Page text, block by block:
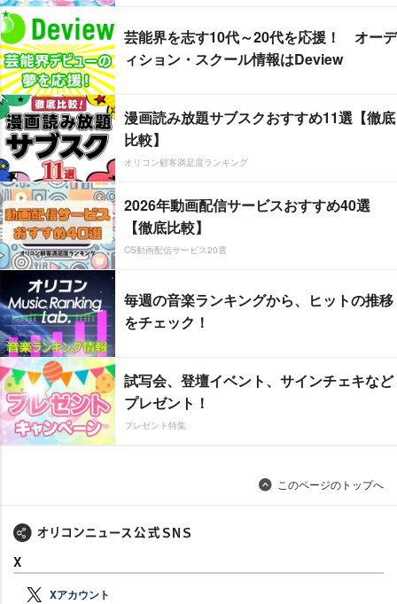
芸能界を志す10代～20代を応援！ オーデ
ィション・スクール情報はDeview
漫画読み放題サブスクおすすめ11選【徹底
比較】
オリコン顧客満足度ランキング
2026年動画配信サービスおすすめ40選
【徹底比較】
CS動画配信サービス20選
毎週の音楽ランキングから、ヒットの推移
をチェック！
試写会、登壇イベント、サインチェキなど
プレゼント！
プレゼント特集
このページのトップへ
X
Xアカウント